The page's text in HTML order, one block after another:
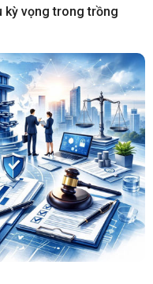
kỳ vọng trong trồng